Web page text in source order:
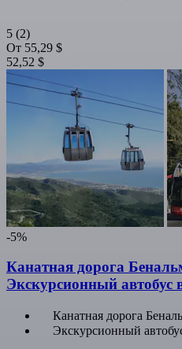
5 (2)
От 55,29 $
52,52 $
-5%
Канатная дорога
Экскурсионный автобус
Канатная дорога
Экскурсионный